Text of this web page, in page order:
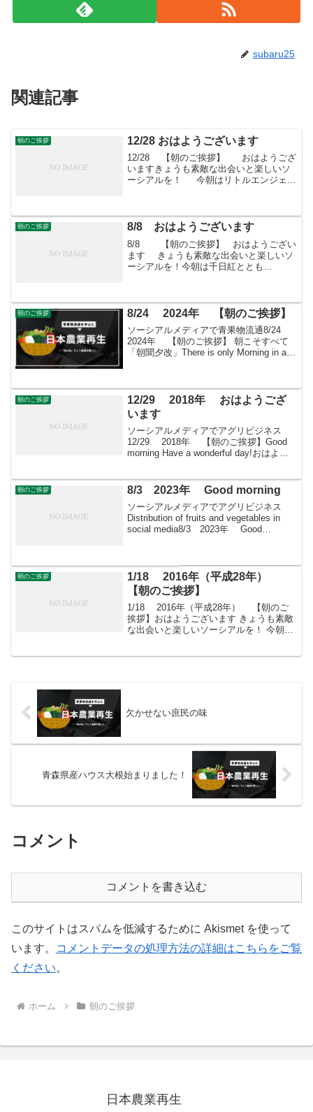
subaru25
関連記事
朝のご挨拶 12/28 おはようございます
12/28 【朝のご挨拶】 おはようござ
いますきょうも素敵な出会いと楽しいソ
ーシアルを！ 今朝はリトルエンジェル
申し込みはこちら
朝のご挨拶 8/8 おはようございます
8/8 【朝のご挨拶】 おはようござい
ます きょうも素敵な出会いと楽しいソ
ーシアルを！今朝は千日紅ととも
朝のご挨拶 8/24 2024年 【朝のご挨拶】
ソーシアルメディアで青果物流通8/24
2024年 【朝のご挨拶】 朝こそすべて
「朝聞夕改」There is only Morning in all
(188...
朝のご挨拶
12/29 2018年 おはようござ
います
ソーシアルメディアでアグリビジネス
12/29 2018年 【朝のご挨拶】Good
morning Have a wonderful day!おはよう
はとともに・・・...
朝のご挨拶 8/3 2023年 Good morning
ソーシアルメディアでアグリビジネス
Distribution of fruits and vegetables in
social media8/3 2023年 Good
朝のご挨拶
1/18 2016年（平成28年）
【朝のご挨拶】
1/18 2016年（平成28年） 【朝のご
挨拶】おはようございます きょうも素敵
な出会いと楽しいソーシアルを！ 今朝は
欠かせない庶民の味
青森県産ハウス大根始まりました！
コメント
コメントを書き込む
このサイトはスパムを低減するために Akismet を使って
います。
コメントデータの処理方法の詳細はこちらをご覧
ください。
ホーム 朝のご挨拶
日本農業再生